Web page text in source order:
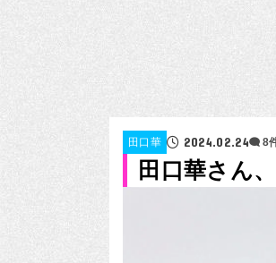
田口華 2024.02.24 8
田口華さん